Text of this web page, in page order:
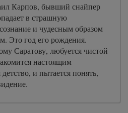
Карпов, бывший снайпер
в страшную
и чудесным образом
Это год его рождения.
Саратову, любуется чистой
настоящим
и пытается понять,